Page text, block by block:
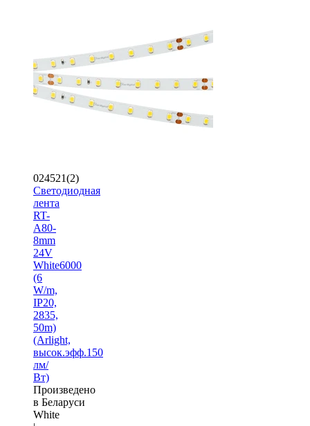
024521(2)
Светодиодная
лента
RT-
A80-
8mm
24V
White6000
(6
W/m,
IP20,
2835,
50m)
(Arlight,
высок.эфф.150
лм/
Вт)
Произведено
в Беларуси
White